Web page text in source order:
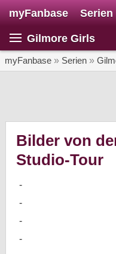
myFanbase Serien
Gilmore Girls
myFanbase » Serien »
Bilder von
Studio-Tour